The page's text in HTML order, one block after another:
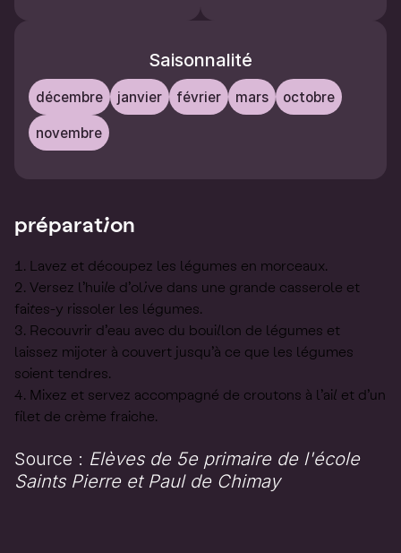
Saisonnalité
décembre janvier février mars octobre
novembre
préparation
Lavez et découpez les légumes en morceaux.
Versez l’huile d’olive dans une grande casserole et
faites-y rissoler les légumes.
Recouvrir d’eau avec du bouillon de légumes et
laissez mijoter à couvert jusqu’à ce que les légumes
soient tendres.
Mixez et servez accompagné de croutons à l’ail et d’un
filet de crème fraiche.
Source : Elèves de 5e primaire de l'école
Saints Pierre et Paul de Chimay